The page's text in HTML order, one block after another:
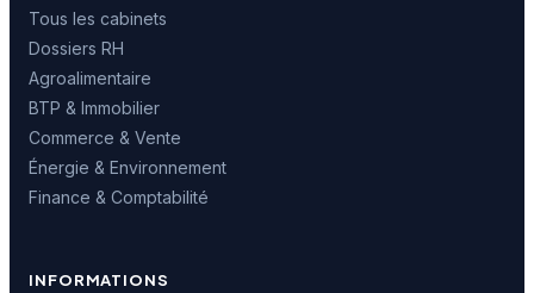
Tous les cabinets
Dossiers RH
Agroalimentaire
BTP & Immobilier
Commerce & Vente
Énergie & Environnement
Finance & Comptabilité
INFORMATIONS